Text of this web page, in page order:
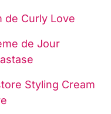
de Curly Love
de Jour
Styling Cream